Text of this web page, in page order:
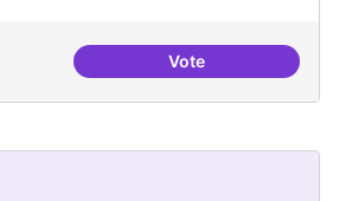
VoteSocialització de la